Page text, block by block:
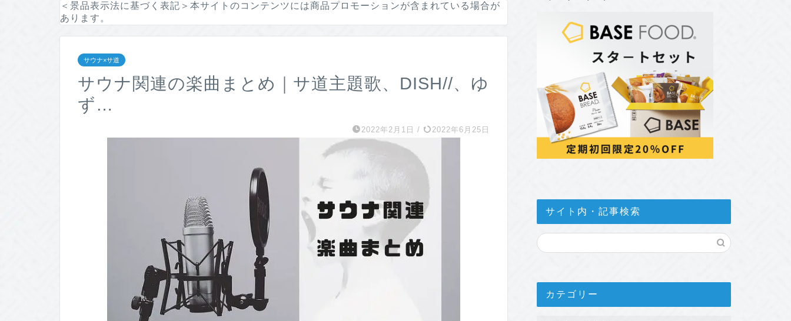
＜景品表示法に基づく表記＞本サイトのコンテンツには商品プロモーションが含まれている場合が
あります。
サウナ×サ道
サウナ関連の楽曲まとめ｜サ道主題歌、DISH//、ゆ
ず…
2022年2月1日 / 2022年6月25日
サイト内・記事検索
カテゴリー